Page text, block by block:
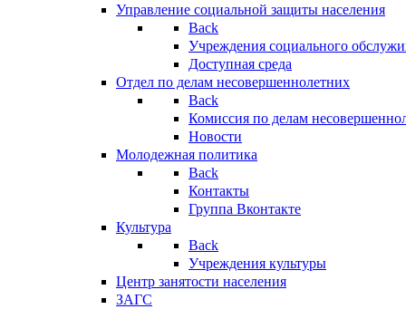
Управление социальной защиты населения
Back
Учреждения социального
Доступная среда
Отдел по делам несовершеннолетних
Back
Комиссия по делам
Новости
Молодежная политика
Back
Контакты
Группа Вконтакте
Культура
Back
Учреждения культуры
Центр занятости населения
ЗАГС